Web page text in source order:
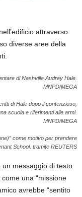
attraverso
diverse aree della
di Nashville Audrey Hale.
MNPD/MEGA
di Hale dopo il contenzioso,
scuola e riferimenti alle armi.
MNPD/MEGA
come motivo per prendere
School. tramite REUTERS
messaggio di testo
una “missione
avrebbe “sentito